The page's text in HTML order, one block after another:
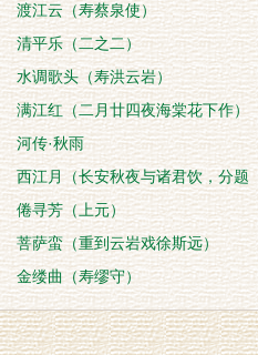
渡江云（寿蔡泉使）
清平乐（二之二）
水调歌头（寿洪云岩）
满江红（二月廿四夜海棠花下作）
河传·秋雨
西江月（长安秋夜与诸君饮，分题
作）
倦寻芳（上元）
菩萨蛮（重到云岩戏徐斯远）
金缕曲（寿缪守）